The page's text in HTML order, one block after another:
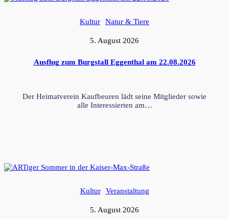
Kultur Natur & Tiere
5. August 2026
Ausflug zum Burgstall Eggenthal am 22.08.2026
Der Heimatverein Kaufbeuren lädt seine Mitglieder sowie
alle Interessierten am…
Kultur Veranstaltung
5. August 2026